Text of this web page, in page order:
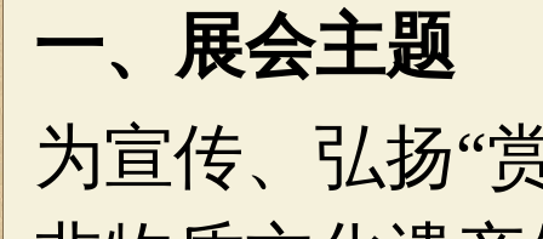
一、展会主题
为宣传、弘扬“